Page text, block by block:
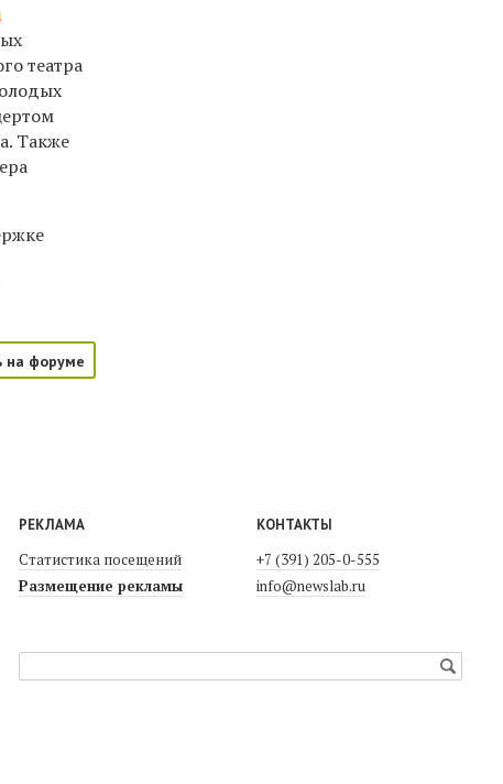
театра
Также
на форуме
РЕКЛАМА
Статистика посещений
Размещение рекламы
КОНТАКТЫ
+7 (391) 205-0-555
info@newslab.ru